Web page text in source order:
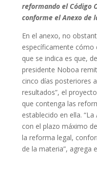
reformando el Código
conforme el Anexo de
En el anexo, no
específicamente cómo
que se indica es que,
presidente Noboa
cinco días posteriores
resultados”, el
que contenga las
establecido en ella.
con el plazo máximo
la reforma legal,
de la materia”, agrega